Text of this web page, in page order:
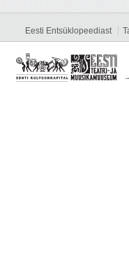
Eesti Entsüklopeediast